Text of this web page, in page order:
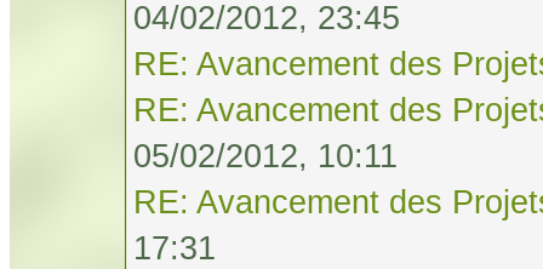
04/02/2012, 23:45
RE: Avancement des
RE: Avancement des
05/02/2012, 10:11
RE: Avancement des
17:31